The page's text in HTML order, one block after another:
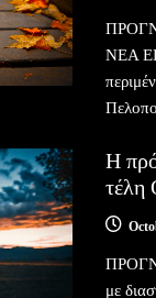
ΝΕΑ
Η
τέλη
με